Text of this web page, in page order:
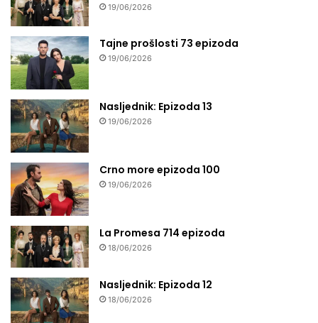
19/06/2026
Tajne prošlosti 73 epizoda
19/06/2026
Nasljednik: Epizoda 13
19/06/2026
Crno more epizoda 100
19/06/2026
La Promesa 714 epizoda
18/06/2026
Nasljednik: Epizoda 12
18/06/2026